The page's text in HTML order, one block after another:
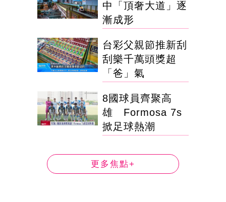
中「頂奢大道」逐
漸成形
台彩父親節推新刮
刮樂千萬頭獎超
「爸」氣
8國球員齊聚高
雄 Formosa 7s
掀足球熱潮
更多焦點+